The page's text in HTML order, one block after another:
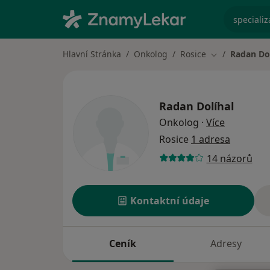
Hlavní Stránka Onkolog Rosice Změna města
Radan
Radan Dolíhal
Onkolog · Více
Rosice 1 adresa
14 názorů
Kontaktní údaje
Ceník Adresy